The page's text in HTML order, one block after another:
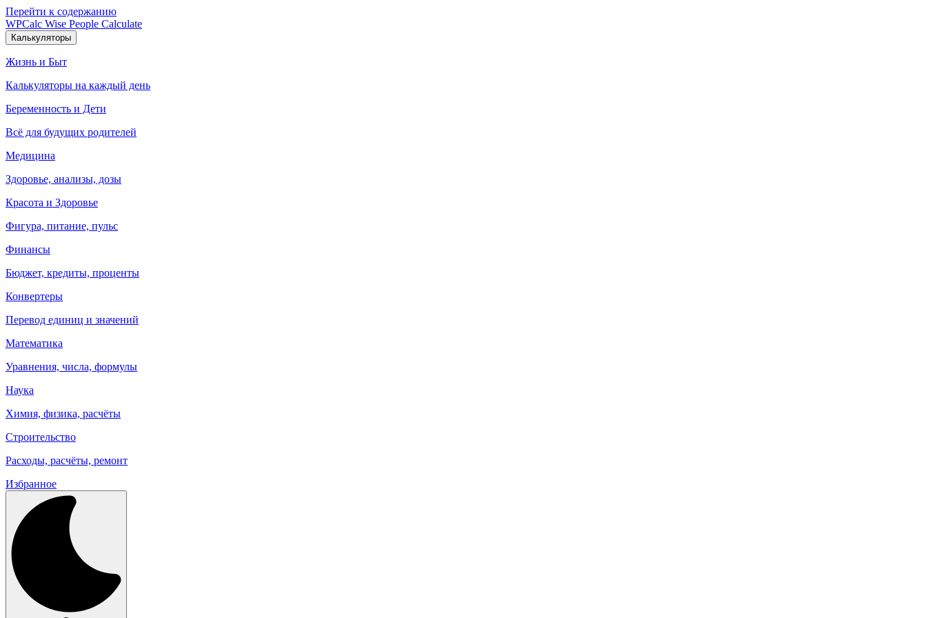
Перейти к содержанию
WPCalc Wise People Calculate
Калькуляторы
Жизнь и Быт
Калькуляторы на каждый день
Беременность и Дети
Всё для будущих родителей
Медицина
Здоровье, анализы, дозы
Красота и Здоровье
Фигура, питание, пульс
Финансы
Бюджет, кредиты, проценты
Конвертеры
Перевод единиц и значений
Математика
Уравнения, числа, формулы
Наука
Химия, физика, расчёты
Строительство
Расходы, расчёты, ремонт
Избранное